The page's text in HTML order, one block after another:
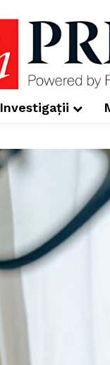
Investigații